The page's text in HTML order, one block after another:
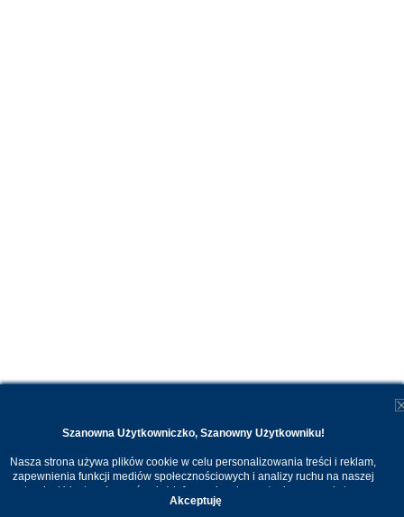
Szanowna Użytkowniczko, Szanowny Użytkowniku!
Nasza strona używa plików cookie w celu personalizowania treści i reklam,
zapewnienia funkcji mediów społecznościowych i analizy ruchu na naszej
stronie. Udostępniamy również informacje o korzystaniu z naszej strony
internetowej naszym zaufanym partnerom. Dzięki cookies możemy
Akceptuję